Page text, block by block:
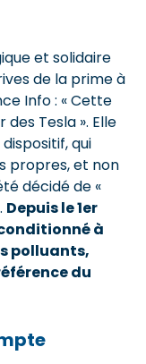
et solidaire
de la prime à
Info : « Cette
Tesla ». Elle
qui
propres, et non
décidé de «
Depuis le 1er
à
polluants,
du